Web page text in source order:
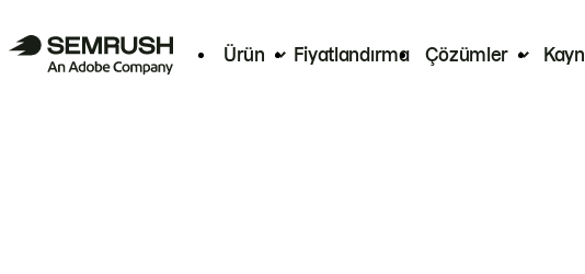
Ürün Fiyatlandırma Çözümler